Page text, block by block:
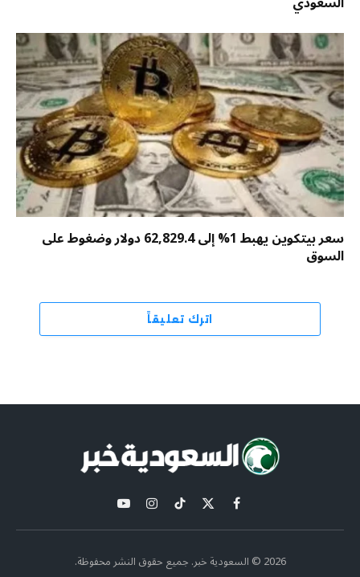
سعر بيتكوين يهبط 1% إلى 62,829.4 دولار وضغوط على
السوق
اترك تعليقاً
فيسبوك
X
(Twitter)
تيكتوكالانستغراميوتيوب
2026 © السعودية خبر. جميع حقوق النشر محفوظة.